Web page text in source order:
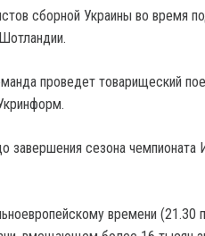
сборной Украины во время
проведет товарищеский
завершения сезона чемпионата
времени (21.30